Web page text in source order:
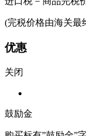
(完税价格由海关最
优惠
关闭
鼓励金